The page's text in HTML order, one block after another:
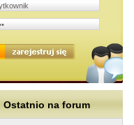
Ostatnio na forum